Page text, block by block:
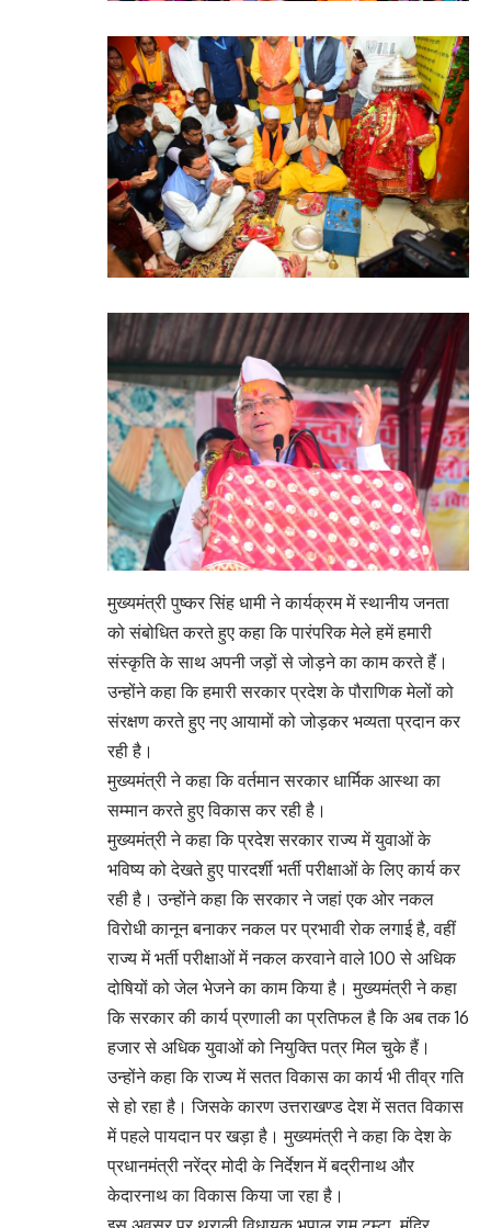
मुख्यमंत्री पुष्कर सिंह धामी ने कार्यक्रम में स्थानीय जनता
को संबोधित करते हुए कहा कि पारंपरिक मेले हमें हमारी
संस्कृति के साथ अपनी जड़ों से जोड़ने का काम करते हैं।
उन्होंने कहा कि हमारी सरकार प्रदेश के पौराणिक मेलों को
संरक्षण करते हुए नए आयामों को जोड़कर भव्यता प्रदान कर
रही है।
मुख्यमंत्री ने कहा कि वर्तमान सरकार धार्मिक आस्था का
सम्मान करते हुए विकास कर रही है।
मुख्यमंत्री ने कहा कि प्रदेश सरकार राज्य में युवाओं के
भविष्य को देखते हुए पारदर्शी भर्ती परीक्षाओं के लिए कार्य कर
रही है। उन्होंने कहा कि सरकार ने जहां एक ओर नकल
विरोधी कानून बनाकर नकल पर प्रभावी रोक लगाई है, वहीं
राज्य में भर्ती परीक्षाओं में नकल करवाने वाले 100 से अधिक
दोषियों को जेल भेजने का काम किया है। मुख्यमंत्री ने कहा
कि सरकार की कार्य प्रणाली का प्रतिफल है कि अब तक 16
हजार से अधिक युवाओं को नियुक्ति पत्र मिल चुके हैं।
उन्होंने कहा कि राज्य में सतत विकास का कार्य भी तीव्र गति
से हो रहा है। जिसके कारण उत्तराखण्ड देश में सतत विकास
में पहले पायदान पर खड़ा है। मुख्यमंत्री ने कहा कि देश के
प्रधानमंत्री नरेंद्र मोदी के निर्देशन में बद्रीनाथ और
केदारनाथ का विकास किया जा रहा है।